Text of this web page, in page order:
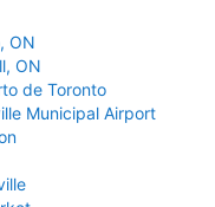
ON
ON
de Toronto
Municipal Airport